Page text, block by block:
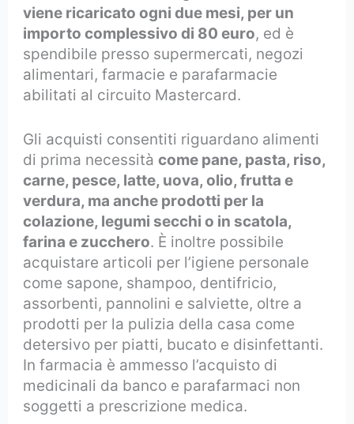
viene ricaricato ogni due mesi, per un
importo complessivo di 80 euro, ed è
spendibile presso supermercati, negozi
alimentari, farmacie e parafarmacie
abilitati al circuito Mastercard.
Gli acquisti consentiti riguardano alimenti
di prima necessitàcome pane, pasta, riso,
carne, pesce, latte, uova, olio, frutta e
verdura, ma anche prodotti per la
colazione, legumi secchi o in scatola,
farina e zucchero. È inoltre possibile
acquistare articoli per l’igiene personale
come sapone, shampoo, dentifricio,
assorbenti, pannolini e salviette, oltre a
prodotti per la pulizia della casa come
detersivo per piatti, bucato e disinfettanti.
In farmacia è ammesso l’acquisto di
medicinali da banco e parafarmaci non
soggetti a prescrizione medica.